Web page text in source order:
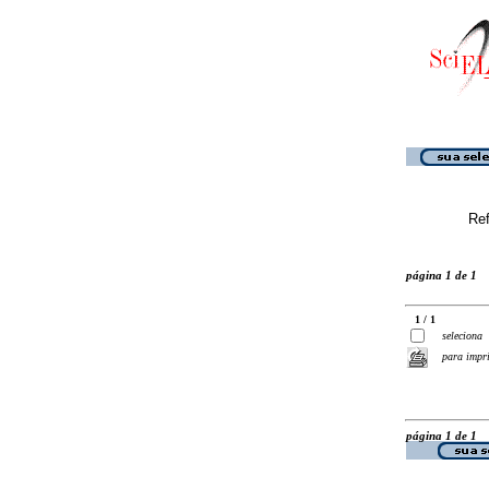
página 1 de 1
1 / 1
seleciona
para
página 1 de 1